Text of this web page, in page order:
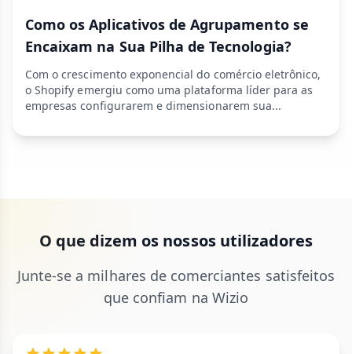
Como os Aplicativos de Agrupamento se
Encaixam na Sua Pilha de Tecnologia?
Com o crescimento exponencial do comércio eletrônico,
o Shopify emergiu como uma plataforma líder para as
empresas configurarem e dimensionarem sua...
O que dizem os nossos utilizadores
Junte-se a milhares de comerciantes satisfeitos
que confiam na Wizio